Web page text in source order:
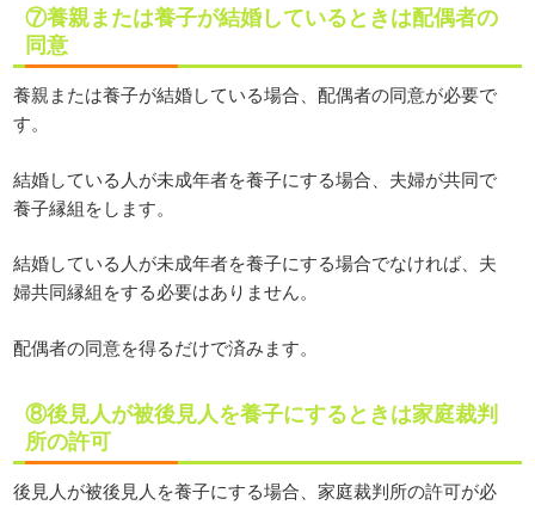
⑦養親または養子が結婚しているときは配偶者の
同意
養親または養子が結婚している場合、配偶者の同意が必要で
す。
結婚している人が未成年者を養子にする場合、夫婦が共同で
養子縁組をします。
結婚している人が未成年者を養子にする場合でなければ、夫
婦共同縁組をする必要はありません。
配偶者の同意を得るだけで済みます。
⑧後見人が被後見人を養子にするときは家庭裁判
所の許可
後見人が被後見人を養子にする場合、家庭裁判所の許可が必